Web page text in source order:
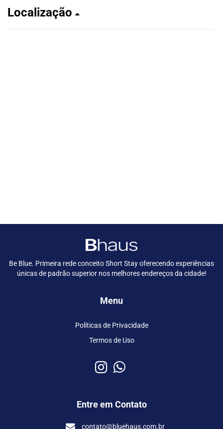
Localização
Be Blue. Primeira rede conceito Short Stay oferecendo experiências
únicas de padrão superior nos melhores endereços da cidade!
Menu
Políticas de Privacidade
Termos de Uso
Entre em Contato
contato@bluehaus.com.br